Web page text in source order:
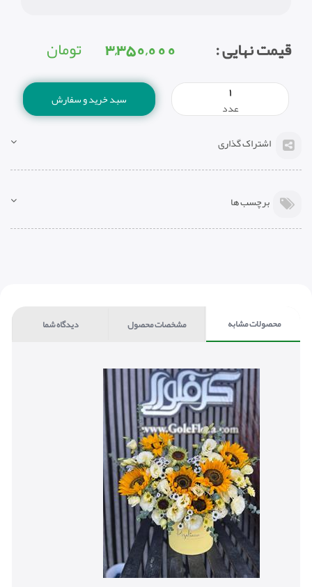
قیمت نهایی : 3,350,000 تومان
سبد خرید و سفارش
عدد
اشتراک گذاری
برچسب ها
محصولات مشابه مشخصات محصول دیدگاه شما